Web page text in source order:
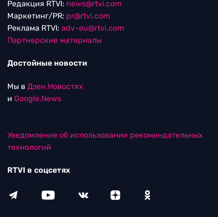
Редакция RTVI: news@rtvi.com
Маркетинг/PR: pr@rtvi.com
Реклама RTVI: adv-eu@rtvi.com
Партнерские материалы
Достойные новости
Мы в Дзен.Новостях
и Google.News
Уведомление об использовании рекомендательных
технологий
RTVI в соцсетях